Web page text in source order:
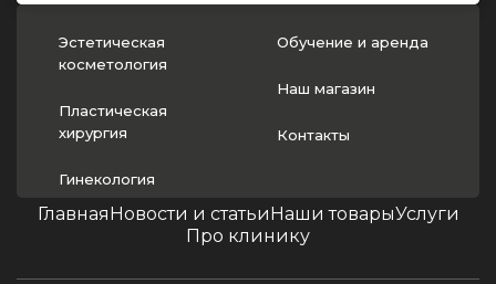
Эстетическая
косметология
Пластическая
хирургия
Гинекология
Обучение и аренда
Наш магазин
Контакты
ГлавнаяНовости и статьиНаши товарыУслуги
Про клинику